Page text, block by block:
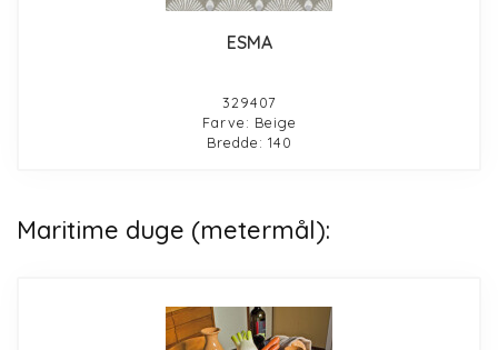
ESMA
329407
Farve: Beige
Bredde: 140
Maritime duge (metermål):